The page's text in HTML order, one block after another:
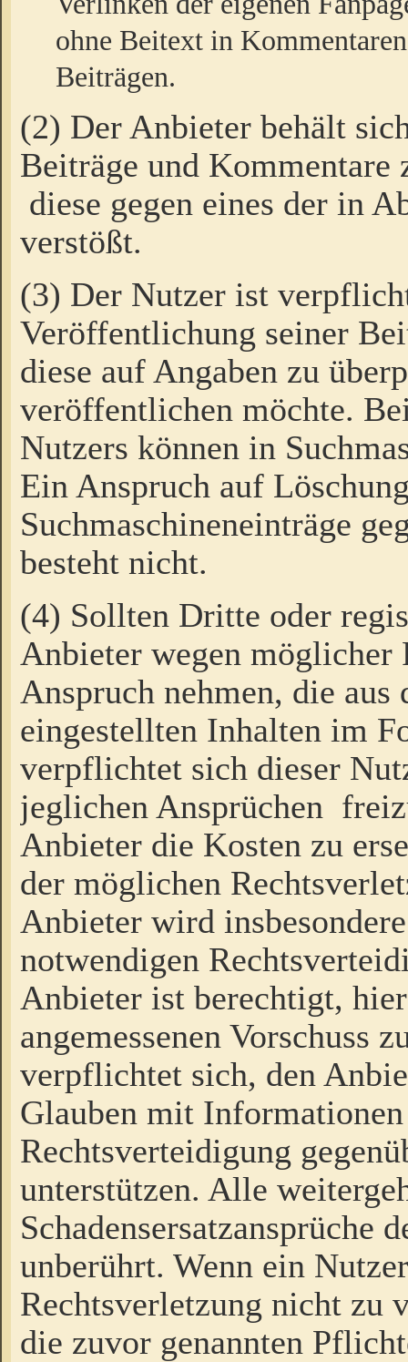
ohne Beitext in
Beiträgen.
(2) Der Anbieter behält
Beiträge und Kommentare
diese gegen eines der in
verstößt.
(3) Der Nutzer ist
Veröffentlichung seiner
diese auf Angaben zu
veröffentlichen möchte.
Nutzers können in
Ein Anspruch auf
Suchmaschineneinträge
besteht nicht.
(4) Sollten Dritte oder
Anbieter wegen möglicher
Anspruch nehmen, die
eingestellten Inhalten im
verpflichtet sich dieser
jeglichen Ansprüchen
Anbieter die Kosten zu
der möglichen
Anbieter wird
notwendigen
Anbieter ist berechtigt,
angemessenen Vorschuss
verpflichtet sich, den
Glauben mit
Rechtsverteidigung
unterstützen. Alle
Schadensersatzansprüche
unberührt. Wenn ein
Rechtsverletzung nicht zu
die zuvor genannten